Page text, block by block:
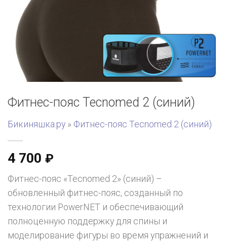
Фитнес-пояс Tecnomed 2 (синий)
Бикиняшка.ру » Фитнес-пояс Tecnomed 2 (синий)
4 700 ₽
Фитнес-пояс «Tecnomed 2» (синий) –
обновленный фитнес-пояс, созданный по
технологии PowerNET и обеспечивающий
полноценную поддержку для спины и
моделирование фигуры во время упражнений и